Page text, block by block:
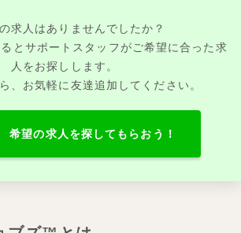
求人はありませんでしたか？
とサポートスタッフがご希望に合った求
人をお探しします。
、お気軽に友達追加してください。
希望の求人を探してもらおう！